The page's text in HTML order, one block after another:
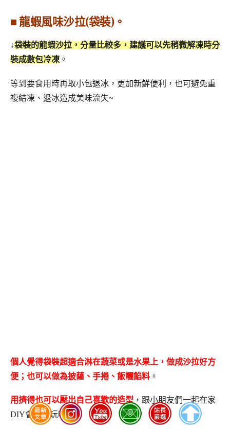
■ 龍蝦風味沙拉(袋裝)。
↓袋裝的龍蝦沙拉，分量比較多，建議可以先稍微解凍時分
裝成數包冷凍 。
等到要食用時再取小包退冰，更加新鮮便利，也可避免重
複結凍、退冰造成美味流失~
個人覺得袋裝超適合淋在蔬菜或是水果上，做成沙拉好方
便；也可以做為披薩、手捲、飯糰餡料 。
用擠得也可以壓出自己喜歡的造型 ，跟小朋友們一起在家
DIY會很好玩唷~